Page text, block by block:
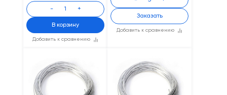
Добавить к сравнению
- +
В корзину
Добавить к сравнению
Заказать